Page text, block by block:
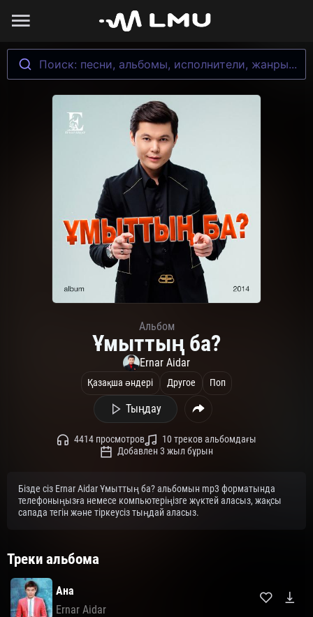
Поиск: песни, альбомы, исполнители, жанры...
Альбом
Ұмыттың ба?
Ernar Aidar
Қазақша әндері Другое Поп
Тыңдау
4414 просмотров
10 треков альбомдағы
Добавлен 3 жыл бұрын
Бізде сіз Ernar Aidar Ұмыттың ба? альбомын mp3 форматында
телефоныңызға немесе компьютеріңізге жүктей аласыз, жақсы
сапада тегін және тіркеусіз тыңдай аласыз.
Треки альбома
Ана
Ernar Aidar